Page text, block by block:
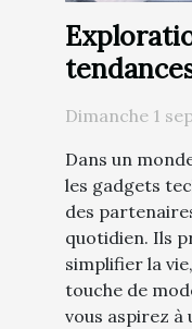
Dimanche 1
Dans un
les gadgets
des
quotidien. Ils
simplifier la
touche de
vous aspirez à